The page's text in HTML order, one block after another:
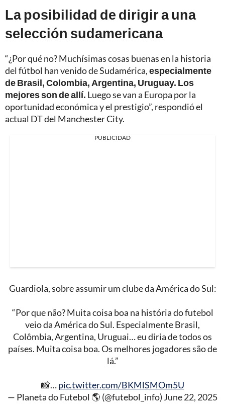
La posibilidad de dirigir a una
selección sudamericana
“¿Por qué no? Muchísimas cosas buenas en la historia
del fútbol han venido de Sudamérica,especialmente
de Brasil, Colombia, Argentina, Uruguay. Los
mejores son de allí. Luego se van a Europa por la
oportunidad económica y el prestigio”, respondió el
actual DT del Manchester City.
PUBLICIDAD
Guardiola, sobre assumir um clube da América do Sul:
“Por que não? Muita coisa boa na história do futebol
veio da América do Sul. Especialmente Brasil,
Colômbia, Argentina, Uruguai… eu diria de todos os
países. Muita coisa boa. Os melhores jogadores são de
lá.”
📸…pic.twitter.com/BKMlSMOm5U
— Planeta do Futebol 🌎 (@futebol_info) June 22, 2025